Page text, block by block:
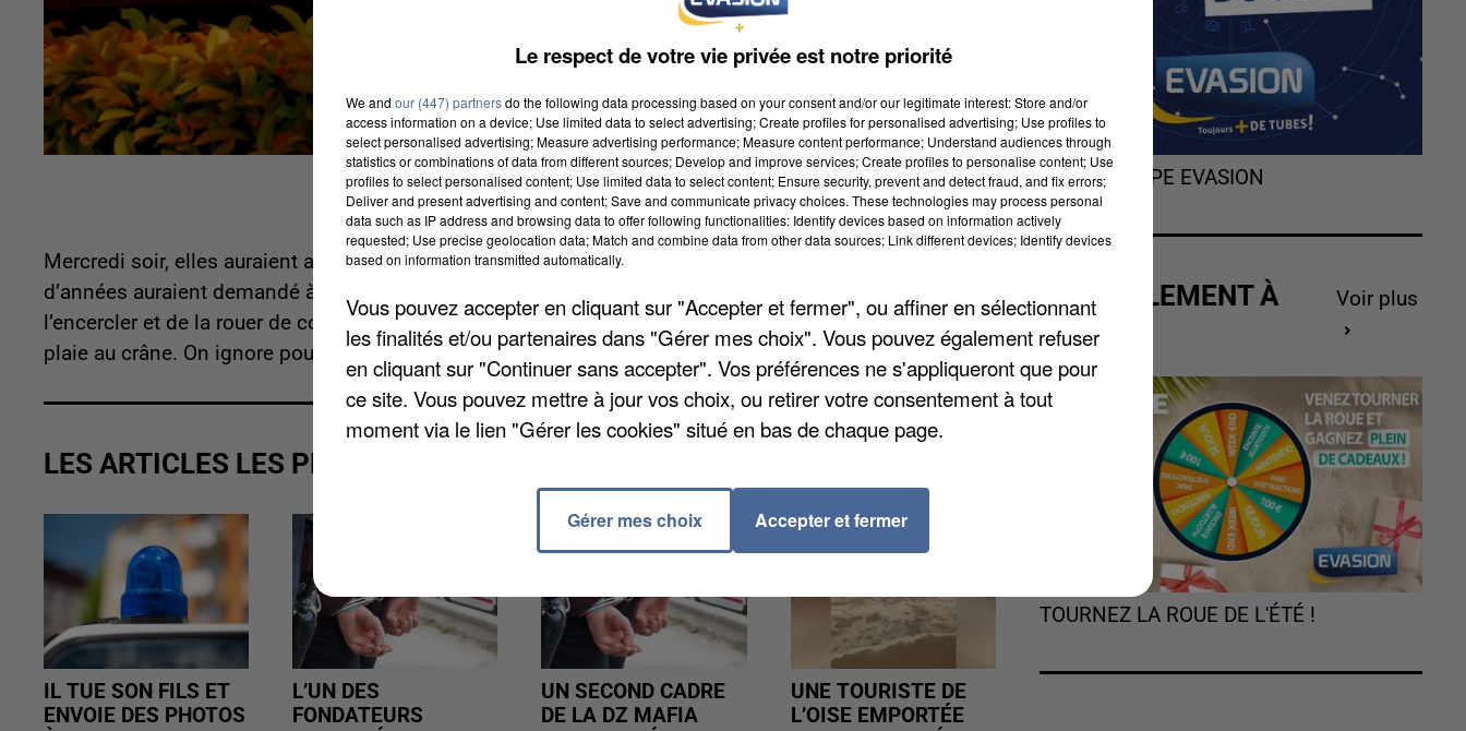
Mercredi soir, elles auraient agressé une de leurs collègues. Ces deux femmes âgées d’une vingtaine
d’années auraient demandé à des amies d’attendre leur cible à la fermeture du restaurant afin de
l’encercler et de la rouer de coups. La victime âgée de 20 ans souffre de multiples contusions et d’une
plaie au crâne. On ignore pour le moment les motifs de cette agression.
LES ARTICLES LES PLUS VUS
IL TUE SON FILS ET
ENVOIE DES PHOTOS
L’UN DES
FONDATEURS
UN SECOND CADRE
DE LA DZ MAFIA
UNE TOURISTE DE
L’OISE EMPORTÉE
L'HOROSCOPE EVASION
ACTUELLEMENT À
GAGNER
Voir plus
TOURNEZ LA ROUE DE L'ÉTÉ !
Le respect de votre vie privée est notre priorité
We and our (447) partnersdo the following data processing based on your consent and/or our legitimate interest: Store and/or
access information on a device; Use limited data to select advertising; Create profiles for personalised advertising; Use profiles to
select personalised advertising; Measure advertising performance; Measure content performance; Understand audiences through
statistics or combinations of data from different sources; Develop and improve services; Create profiles to personalise content; Use
profiles to select personalised content; Use limited data to select content; Ensure security, prevent and detect fraud, and fix errors;
Deliver and present advertising and content; Save and communicate privacy choices. These technologies may process personal
data such as IP address and browsing data to offer following functionalities: Identify devices based on information actively
requested; Use precise geolocation data; Match and combine data from other data sources; Link different devices; Identify devices
based on information transmitted automatically.
Vous pouvez accepter en cliquant sur "Accepter et fermer", ou affiner en sélectionnant
les finalités et/ou partenaires dans "Gérer mes choix". Vous pouvez également refuser
en cliquant sur "Continuer sans accepter". Vos préférences ne s'appliqueront que pour
ce site. Vous pouvez mettre à jour vos choix, ou retirer votre consentement à tout
moment via le lien "Gérer les cookies" situé en bas de chaque page.
Gérer mes choix Accepter et fermer